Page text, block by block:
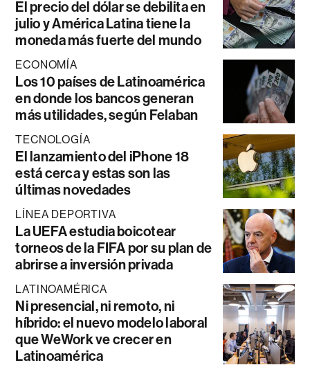
El precio del dólar se debilita en
julio y América Latina tiene la
moneda más fuerte del mundo
ECONOMÍA
Los 10 países de Latinoamérica
en donde los bancos generan
más utilidades, según Felaban
TECNOLOGÍA
El lanzamiento del iPhone 18
está cerca y estas son las
últimas novedades
LÍNEA DEPORTIVA
La UEFA estudia boicotear
torneos de la FIFA por su plan de
abrirse a inversión privada
LATINOAMÉRICA
Ni presencial, ni remoto, ni
híbrido: el nuevo modelo laboral
que WeWork ve crecer en
Latinoamérica